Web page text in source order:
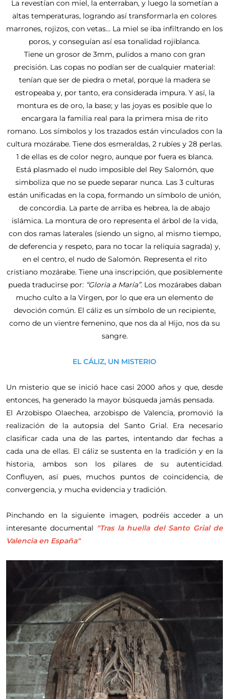
La revestían con miel, la enterraban, y luego la sometían a
altas temperaturas, logrando así transformarla en colores
marrones, rojizos, con vetas… La miel se iba infiltrando en los
poros, y conseguían así esa tonalidad rojiblanca.
Tiene un grosor de 3mm, pulidos a mano con gran
precisión. Las copas no podían ser de cualquier material:
tenían que ser de piedra o metal, porque la madera se
estropeaba y, por tanto, era considerada impura. Y así, la
montura es de oro, la base; y las joyas es posible que lo
encargara la familia real para la primera misa de rito
romano. Los símbolos y los trazados están vinculados con la
cultura mozárabe. Tiene dos esmeraldas, 2 rubíes y 28 perlas.
1 de ellas es de color negro, aunque por fuera es blanca.
Está plasmado el nudo imposible del Rey Salomón, que
simboliza que no se puede separar nunca. Las 3 culturas
están unificadas en la copa, formando un símbolo de unión,
de concordia. La parte de arriba es hebrea, la de abajo
islámica. La montura de oro representa el árbol de la vida,
con dos ramas laterales (siendo un signo, al mismo tiempo,
de deferencia y respeto, para no tocar la reliquia sagrada) y,
en el centro, el nudo de Salomón. Representa el rito
cristiano mozárabe. Tiene una inscripción, que posiblemente
pueda traducirse por: “Gloria a María”. Los mozárabes daban
mucho culto a la Virgen, por lo que era un elemento de
devoción común. El cáliz es un símbolo de un recipiente,
como de un vientre femenino, que nos da al Hijo, nos da su
sangre.
EL CÁLIZ, UN MISTERIO
Un misterio que se inició hace casi 2000 años y que, desde
entonces, ha generado la mayor búsqueda jamás pensada.
El Arzobispo Olaechea, arzobispo de Valencia, promovió la
realización de la autopsia del Santo Grial. Era necesario
clasificar cada una de las partes, intentando dar fechas a
cada una de ellas. El cáliz se sustenta en la tradición y en la
historia, ambos son los pilares de su autenticidad.
Confluyen, así pues, muchos puntos de coincidencia, de
convergencia, y mucha evidencia y tradición.
Pinchando en la siguiente imagen, podréis acceder a un
interesante documental "Tras la huella del Santo Grial de
Valencia en España"